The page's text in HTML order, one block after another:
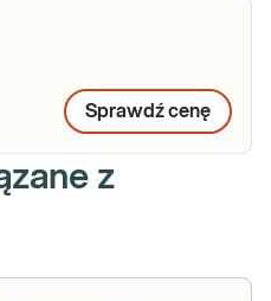
Sprawdź cenę
z